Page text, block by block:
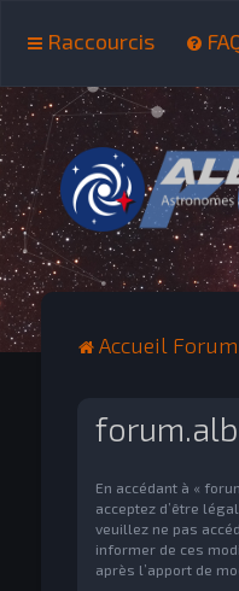
Raccourcis
Accueil Forum
En accédant à «
acceptez d’être
veuillez ne pas
informer de ces
après l’apport de